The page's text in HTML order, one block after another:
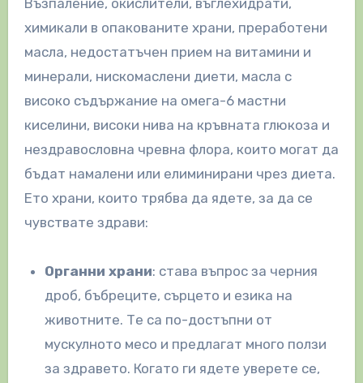
химикали в опакованите храни, преработени
масла, недостатъчен прием на витамини и
минерали, нискомаслени диети, масла с
високо съдържание на омега-6 мастни
киселини, високи нива на кръвната глюкоза и
нездравословна чревна флора, които могат да
бъдат намалени или елиминирани чрез диета.
Ето храни, които трябва да ядете, за да се
чувствате здрави:
Органни храни: става въпрос за черния
дроб, бъбреците, сърцето и езика на
животните. Те са по-достъпни от
мускулното месо и предлагат много ползи
за здравето. Когато ги ядете уверете се,